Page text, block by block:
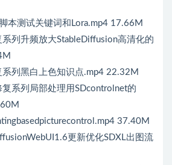
本测试关键词和Lora.mp4 17.66M
列升频放大StableDiffusion高清化的
列黑白上色知识点.mp4 22.32M
系列局部处理用SDcontrolnet的
37.40M
更新优化SDXL出图流